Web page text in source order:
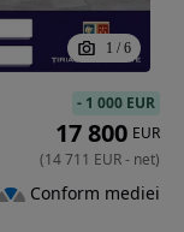
1 / 6
- 1 000 EUR
17 800 EUR
(14 711 EUR- net)
Conform mediei